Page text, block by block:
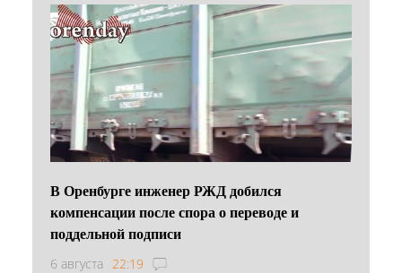
В Оренбурге инженер РЖД добился
компенсации после спора о переводе и
поддельной подписи
6 августа 22:19